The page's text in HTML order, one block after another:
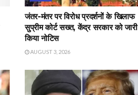
जंतर-मंतर पर विरोध प्रदर्शनों के खिलाफ
सुप्रीम कोर्ट सख्त, केंद्र सरकार को जारी
किया नोटिस
AUGUST 3, 2026